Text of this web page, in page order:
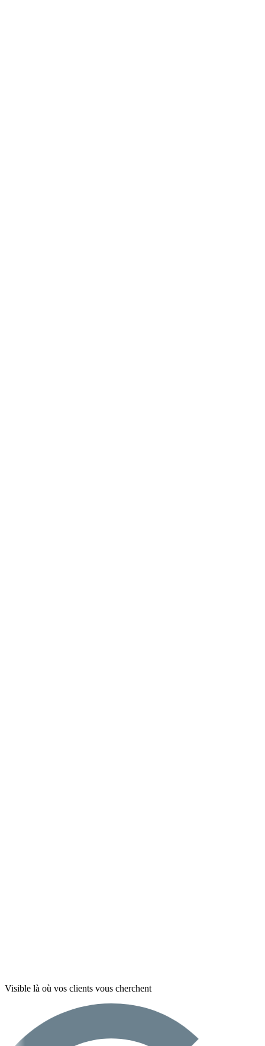
Visible là où vos clients vous cherchent